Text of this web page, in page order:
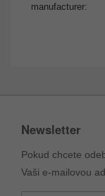
manufacturer:
Newsletter
Pokud chcete
Vaši e-mailovou